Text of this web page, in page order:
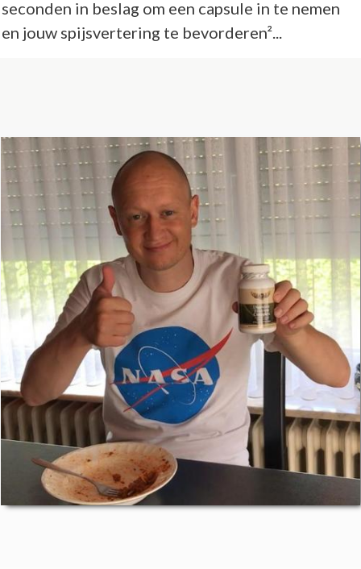
seconden in beslag om een capsule in te nemen
en jouw spijsvertering te bevorderen²...